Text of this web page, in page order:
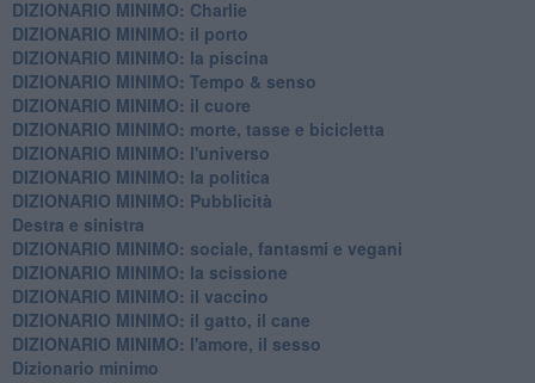
DIZIONARIO MINIMO: Charlie
DIZIONARIO MINIMO: il porto
DIZIONARIO MINIMO: la piscina
DIZIONARIO MINIMO: Tempo & senso
DIZIONARIO MINIMO: il cuore
DIZIONARIO MINIMO: morte, tasse e bicicletta
DIZIONARIO MINIMO: l'universo
DIZIONARIO MINIMO: la politica
DIZIONARIO MINIMO: Pubblicità
Destra e sinistra
DIZIONARIO MINIMO: sociale, fantasmi e vegani
DIZIONARIO MINIMO: la scissione
DIZIONARIO MINIMO: il vaccino
DIZIONARIO MINIMO: il gatto, il cane
DIZIONARIO MINIMO: l'amore, il sesso
Dizionario minimo